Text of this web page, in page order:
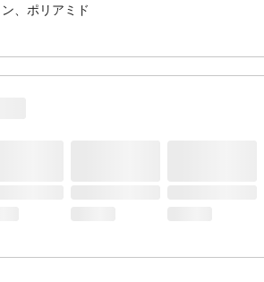
ン、ポリアミド
80kg
ご購入後は必ずテストしてください。